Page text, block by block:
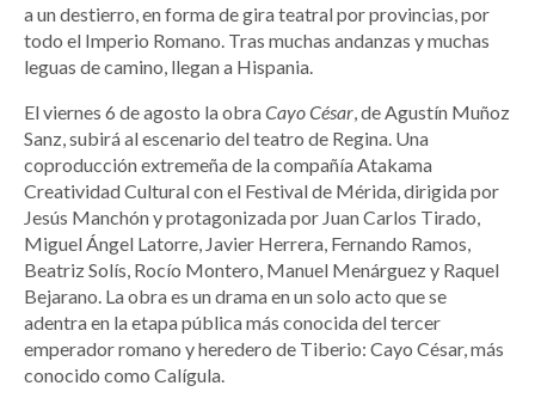
a un destierro, en forma de gira teatral por provincias, por
todo el Imperio Romano. Tras muchas andanzas y muchas
leguas de camino, llegan a Hispania.
El viernes 6 de agosto la obraCayo César , de Agustín Muñoz
Sanz, subirá al escenario del teatro de Regina. Una
coproducción extremeña de la compañía Atakama
Creatividad Cultural con el Festival de Mérida, dirigida por
Jesús Manchón y protagonizada por Juan Carlos Tirado,
Miguel Ángel Latorre, Javier Herrera, Fernando Ramos,
Beatriz Solís, Rocío Montero, Manuel Menárguez y Raquel
Bejarano. La obra es un drama en un solo acto que se
adentra en la etapa pública más conocida del tercer
emperador romano y heredero de Tiberio: Cayo César, más
conocido como Calígula.